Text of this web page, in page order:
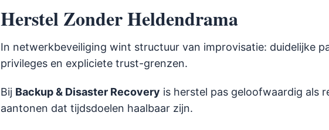
Herstel Zonder Heldendrama
In netwerkbeveiliging wint structuur van improvisatie: duidelijke
privileges en expliciete trust-grenzen.
Bij Backup & Disaster Recovery is herstel pas geloofwaardig als
aantonen dat tijdsdoelen haalbaar zijn.